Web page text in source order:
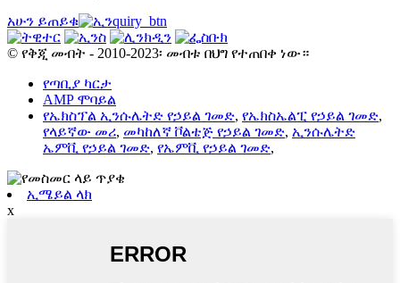
አሁን ይጠይቁ
© የቅጂ መብት - 2010-2023፡ መብቱ በህግ የተጠበቀ ነው።
የጣቢያ ካርታ
AMP ሞባይል
የኤክስፕል ኢንሱሌትድ የኃይል ገመድ, የኤክስኤልፒ የኃይል ገመድ,
የላይኛው መሪ, መካከለኛ ቮልቴጅ የኃይል ገመድ, ኢንሱሌትድ
ኤምቪ የኃይል ገመድ, የኤምቪ የኃይል ገመድ,
ኢሜይል ላክ
x